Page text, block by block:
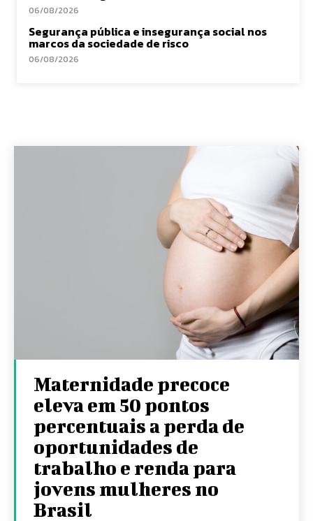
06/08/2026
Segurança pública e insegurança social nos
marcos da sociedade de risco
06/08/2026
Maternidade precoce
eleva em 50 pontos
percentuais a perda de
oportunidades de
trabalho e renda para
jovens mulheres no
Brasil